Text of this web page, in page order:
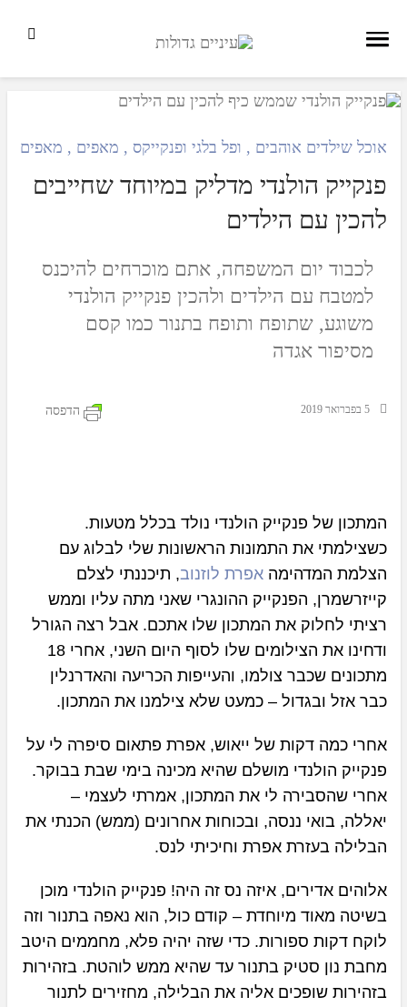
אוכל שילדים אוהבים , ופל בלגי ופנקייקס , מאפים , מאפים
פנקייק הולנדי מדליק במיוחד שחייבים
להכין עם הילדים
לכבוד יום המשפחה, אתם מוכרחים להיכנס
למטבח עם הילדים ולהכין פנקייק הולנדי
משוגע, שתופח ותופח בתנור כמו קסם
מסיפור אגדה
הדפסה ‏ 5 בפברואר 2019
המתכון של פנקייק הולנדי נולד בכלל מטעות.
כשצילמתי את התמונות הראשונות שלי לבלוג עם
הצלמת המדהימהאפרת לוזנוב, תיכננתי לצלם
קייזרשמרן, הפנקייק ההונגרי שאני מתה עליו וממש
רציתי לחלוק את המתכון שלו אתכם. אבל רצה הגורל
ודחינו את הצילומים שלו לסוף היום השני, אחרי 18
מתכונים שכבר צולמו, והעייפות הכריעה והאדרנלין
כבר אזל ובגדול – כמעט שלא צילמנו את המתכון.
אחרי כמה דקות של ייאוש, אפרת פתאום סיפרה לי על
פנקייק הולנדי מושלם שהיא מכינה בימי שבת בבוקר.
אחרי שהסבירה לי את המתכון, אמרתי לעצמי –
יאללה, בואי ננסה, ובכוחות אחרונים (ממש) הכנתי את
הבלילה בעזרת אפרת וחיכיתי לנס.
אלוהים אדירים, איזה נס זה היה! פנקייק הולנדי מוכן
בשיטה מאוד מיוחדת – קודם כול, הוא נאפה בתנור וזה
לוקח דקות ספורות. כדי שזה יהיה פלא, מחממים היטב
מחבת נון סטיק בתנור עד שהיא ממש לוהטת. בזהירות
בזהירות שופכים אליה את הבלילה, מחזירים לתנור